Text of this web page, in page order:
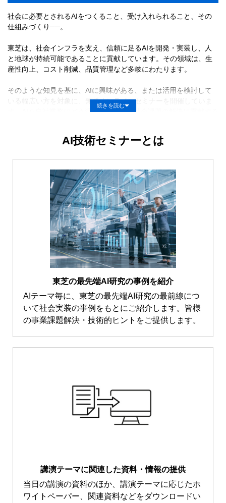
社会に必要とされるAIをつくること、受け入れられること、その
仕組みづくり──。
東芝は、社会インフラを支え、信頼に足るAIを開発・実装し、人
と地球が持続可能であることに貢献しています。その領域は、生
産性向上、コスト削減、品質管理など多岐にわたります。
そのような知見を基に、AIに興味がある、または活用を検討して
いる幅広い方を対象に、無料オンラインセミナーを開催していま
す。AIを自社業務にどう活かすか、AIは社会課題の解決に貢献する
明し、ご参加者とのQ&Aを通じて学びを深めています。
加ください。開催告知は、メールマガジンでご案内しています。
下記「メールマガジン登録」にて、必要事項をご記入いただけま
すと幸いです。
続きを読む
AI技術セミナーとは
東芝の最先端AI研究の事例を紹介
AIテーマ毎に、東芝の最先端AI研究の最前線につ
いて社会実装の事例をもとにご紹介します。皆様
の事業課題解決・技術的ヒントをご提供します。
講演テーマに関連した資料・情報の提供
当日の講演の資料のほか、講演テーマに応じたホ
ワイトペーパー、関連資料などをダウンロードい